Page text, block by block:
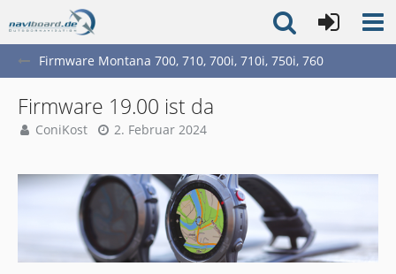
Firmware Montana 700, 710, 700i, 710i, 750i, 760
Firmware 19.00 ist da
ConiKost 2. Februar 2024